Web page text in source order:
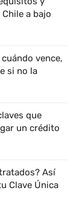
a bajo
vence,
si no la
que
un crédito
Así
Clave Única